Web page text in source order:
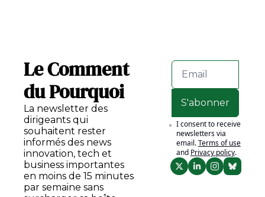
Le Comment
du Pourquoi
La newsletter des
dirigeants qui
souhaitent rester
informés des news
innovation, tech et
business importantes
en moins de 15 minutes
par semaine sans
S'abonner
I consent to receive
newsletters via
email.Terms of use
and Privacy policy.